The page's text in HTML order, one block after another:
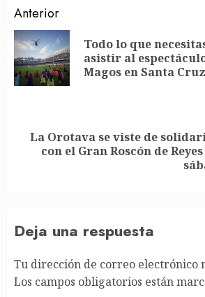
Post
navigation
Anterior
Todo lo que
asistir al
Magos en Santa
Siguiente
La Orotava se viste de
con el Gran Roscón de
Deja una respuesta
Tu dirección de correo electrónico
Los campos obligatorios están